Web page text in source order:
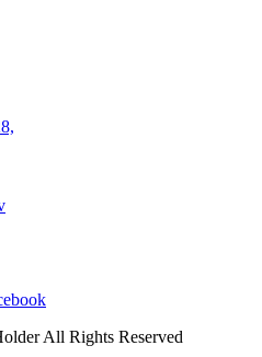
All Rights Reserved